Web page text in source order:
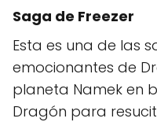
Saga de Freezer
Esta es una de las
emocionantes de
planeta Namek en
Dragón para